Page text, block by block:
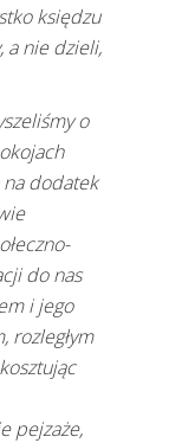
księdzu
a nie dzieli,
o
na dodatek
do nas
i jego
rozległym
pejzaże,